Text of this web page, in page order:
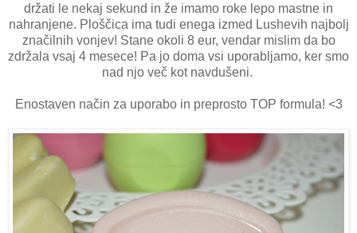
držati le nekaj sekund in že imamo roke lepo mastne in
nahranjene. Ploščica ima tudi enega izmed Lushevih najbolj
značilnih vonjev! Stane okoli 8 eur, vendar mislim da bo
zdržala vsaj 4 mesece! Pa jo doma vsi uporabljamo, ker smo
nad njo več kot navdušeni.
Enostaven način za uporabo in preprosto TOP formula! <3